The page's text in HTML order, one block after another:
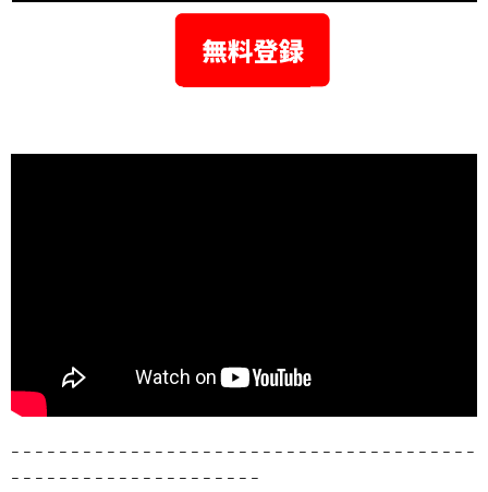
– – – – – – – – – – – – – – – – – – – – – – – – – – – – – – – – – – – – – – –
– – – – – – – – – – – – – – – – – – – – –